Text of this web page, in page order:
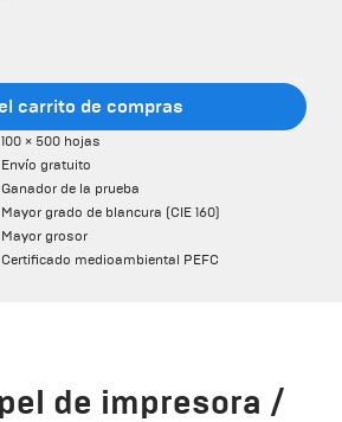
carrito de compras
100 × 500 hojas
Envío gratuito
Ganador de la prueba
Mayor grado de blancura (CIE 160)
Mayor grosor
Certificado medioambiental PEFC
de impresora /